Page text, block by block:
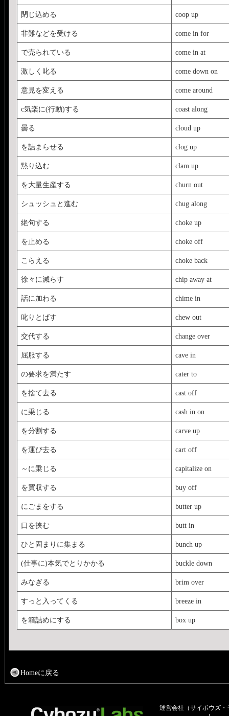
閉じ込める coop up
非難などを受ける come in for
で売られている come in at
激しく叱る come down on
意見を変える come around
c気楽に(行動)する coast along
曇る cloud up
を詰まらせる clog up
黙り込む clam up
を大量生産する churn out
シュッシュと進む chug along
絶句する choke up
を止める choke off
こらえる choke back
徐々に減らす chip away at
話に加わる chime in
叱りとばす chew out
交代する change over
屈服する cave in
の要求を満たす cater to
を捨て去る cast off
に乗じる cash in on
を分割する carve up
を運び去る cart off
～に乗じる capitalize on
を買収する buy off
にごまをする butter up
口を挟む butt in
ひと固まりに集まる bunch up
(仕事に)本気でとりかかる buckle down
みなぎる brim over
すっと入ってくる breeze in
を箱詰めにする box up
Homeに戻る
運営会社（サイボウズ・